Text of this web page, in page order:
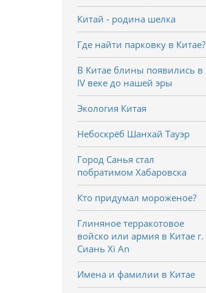
Китай - родина шелка
Где найти парковку в Китае?
В Китае блины появились в
IV веке до нашей эры
Экология Китая
Небоскрёб Шанхай Тауэр
Город Санья стал
побратимом Хабаровска
Кто придумал мороженое?
Глиняное терракотовое
войско или армия в Китае г.
Сиань Xi An
Имена и фамилии в Китае